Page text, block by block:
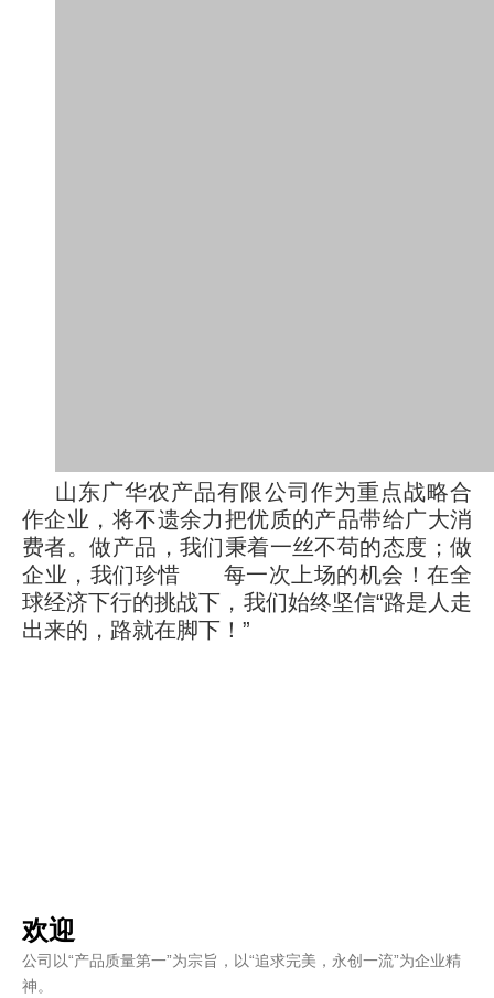
山东广华农产品有限公司作为重点战略合
作企业，将不遗余力把优质的产品带给广大消
费者。做产品，我们秉着一丝不苟的态度；做
企业，我们珍惜 每一次上场的机会！在全
球经济下行的挑战下，我们始终坚信“路是人走
出来的，路就在脚下！”
欢迎
公司以“产品质量第一”为宗旨，以“追求完美，永创一流”为企业精
神。